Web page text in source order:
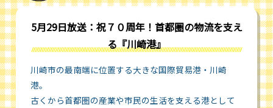
5月29日放送：祝７０周年！首都圏の物流を支え
る『川崎港』
川崎市の最南端に位置する大きな国際貿易港・川崎
港。
古くから首都圏の産業や市民の生活を支える港として